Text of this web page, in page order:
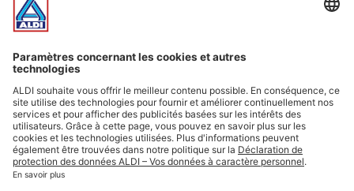
Infos essentielles
Suivez ALDI Luxembourg
Textes marqués d'un astérisque et mentions légales